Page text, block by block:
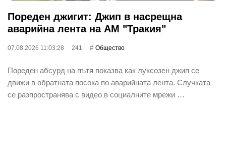
Пореден джигит: Джип в насрещна
аварийна лента на АМ "Тракия"
07.08.2026 11:03:28 241 Общество
Пореден абсурд на пътя показва как луксозен джип се
движи в обратната посока по аварийната лента. Случката
се разпространява с видео в социалните мрежи …